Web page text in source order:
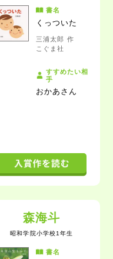
書名
くっついた
三浦太郎 作
こぐま社
すすめたい相
手
おかあさん
森海斗
昭和学院小学校1年生
書名